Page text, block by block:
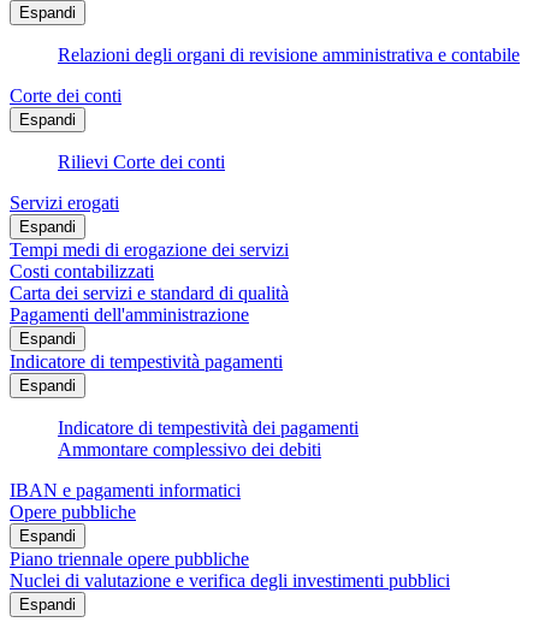
Espandi
Relazioni degli organi di revisione amministrativa e contabile
Corte dei conti
Espandi
Rilievi Corte dei conti
Servizi erogati
Espandi
Tempi medi di erogazione dei servizi
Costi contabilizzati
Carta dei servizi e standard di qualità
Pagamenti dell'amministrazione
Espandi
Indicatore di tempestività pagamenti
Espandi
Indicatore di tempestività dei pagamenti
Ammontare complessivo dei debiti
IBAN e pagamenti informatici
Opere pubbliche
Espandi
Piano triennale opere pubbliche
Nuclei di valutazione e verifica degli investimenti pubblici
Espandi